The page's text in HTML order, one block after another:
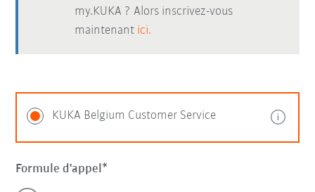
my.KUKA ? Alors inscrivez-vous
maintenant ici.
KUKA Belgium Customer Service
Formule d'appel